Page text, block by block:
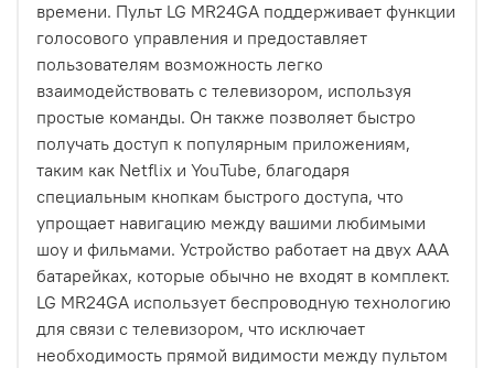
времени. Пульт LG MR24GA поддерживает функции
голосового управления и предоставляет
пользователям возможность легко
взаимодействовать с телевизором, используя
простые команды. Он также позволяет быстро
получать доступ к популярным приложениям,
таким как Netflix и YouTube, благодаря
специальным кнопкам быстрого доступа, что
упрощает навигацию между вашими любимыми
шоу и фильмами. Устройство работает на двух AAA
батарейках, которые обычно не входят в комплект.
LG MR24GA использует беспроводную технологию
для связи с телевизором, что исключает
необходимость прямой видимости между пультом